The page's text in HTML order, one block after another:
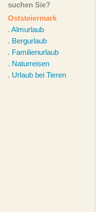
suchen Sie?
Oststeiermark
. Almurlaub
. Bergurlaub
. Familienurlaub
. Naturreisen
. Urlaub bei Tieren